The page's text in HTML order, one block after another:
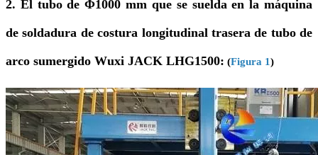
2. El tubo de Φ1000 mm que se suelda en la máquina
de soldadura de costura longitudinal trasera de tubo de
arco sumergido Wuxi JACK LHG1500: (Figura 1)